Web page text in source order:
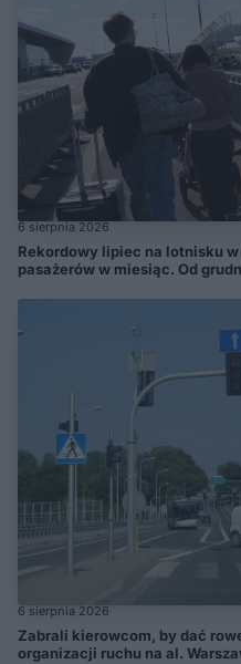
6 sierpnia 2026
Rekordowy lipiec na lotnisku
pasażerów w miesiąc. Od
6 sierpnia 2026
Zabrali kierowcom, by dać
organizacji ruchu na al.